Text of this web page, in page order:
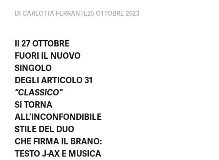
DI CARLOTTA FERRANTE25 OTTOBRE 2023
Il 27 OTTOBRE
FUORI IL NUOVO
SINGOLO
DEGLI ARTICOLO 31
“CLASSICO”
SI TORNA
ALL’INCONFONDIBILE
STILE DEL DUO
CHE FIRMA IL BRANO:
TESTO J-AX E MUSICA